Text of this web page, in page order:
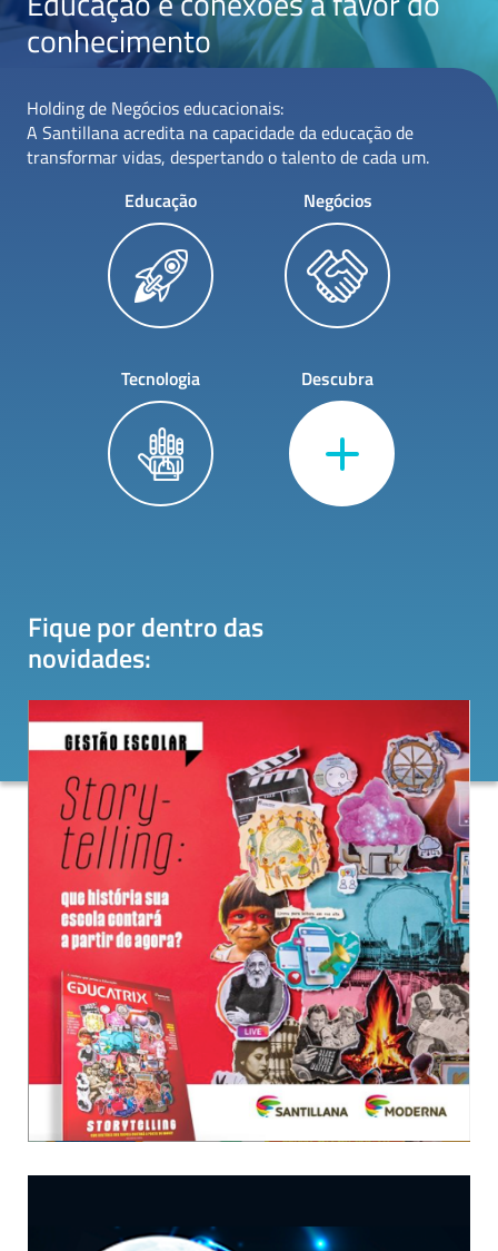
conhecimento
Holding de Negócios educacionais:
A Santillana acredita na capacidade da educação de
transformar vidas, despertando o talento de cada um.
Educação
Negócios
Tecnologia Descubra
Fique por dentro das
novidades: